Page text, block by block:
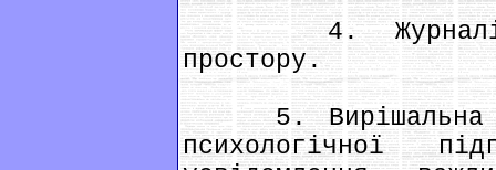
4.
простору.
5. Вирішальна
психологічної